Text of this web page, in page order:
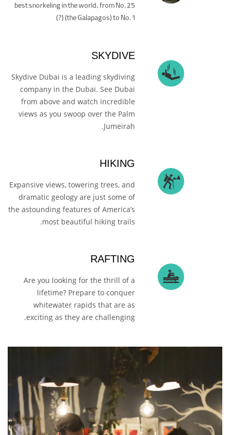
best snorkeling in the world, from No. 25
(the Galapagos) to No. 1 (?)
SKYDIVE
Skydive Dubai is a leading skydiving
company in the Dubai. See Dubai
from above and watch incredible
views as you swoop over the Palm
Jumeirah.
HIKING
Expansive views, towering trees, and
dramatic geology are just some of
the astounding features of America’s
most beautiful hiking trails.
RAFTING
Are you looking for the thrill of a
lifetime? Prepare to conquer
whitewater rapids that are as
exciting as they are challenging.